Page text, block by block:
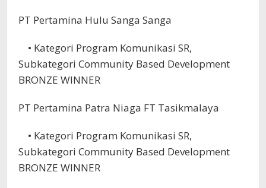
PT Pertamina Hulu Sanga Sanga
• Kategori Program Komunikasi SR,
Subkategori Community Based Development
BRONZE WINNER
PT Pertamina Patra Niaga FT Tasikmalaya
• Kategori Program Komunikasi SR,
Subkategori Community Based Development
BRONZE WINNER